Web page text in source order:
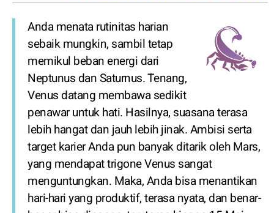
Anda menata rutinitas harian
sebaik mungkin, sambil tetap
memikul beban energi dari
Neptunus dan Saturnus. Tenang,
Venus datang membawa sedikit
penawar untuk hati. Hasilnya, suasana terasa
lebih hangat dan jauh lebih jinak. Ambisi serta
target karier Anda pun banyak ditarik oleh Mars,
yang mendapat trigone Venus sangat
menguntungkan. Maka, Anda bisa menantikan
hari-hari yang produktif, terasa nyata, dan benar-